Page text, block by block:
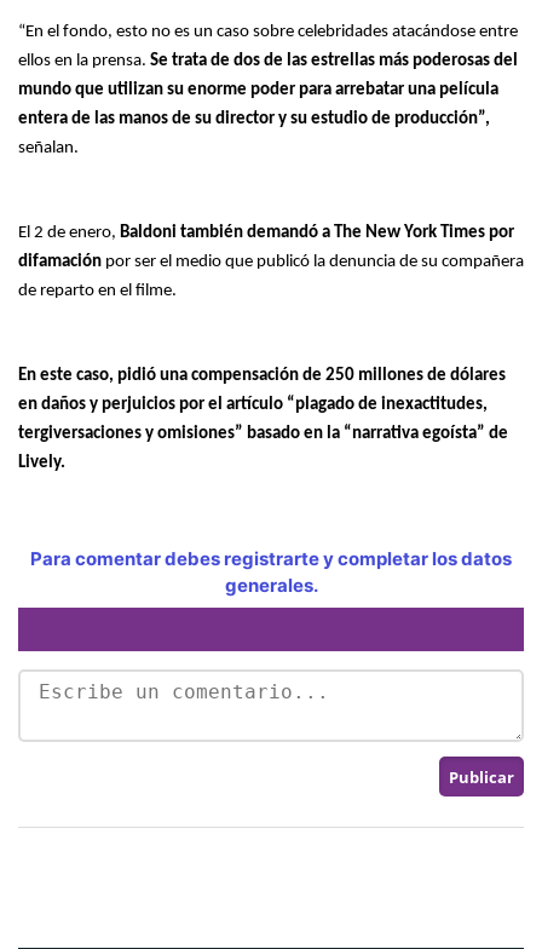
“En el fondo, esto no es un caso sobre celebridades atacándose entre
ellos en la prensa. Se trata de dos de las estrellas más poderosas del
mundo que utilizan su enorme poder para arrebatar una película
entera de las manos de su director y su estudio de producción”,
señalan.
El 2 de enero, Baldoni también demandó a The New York Times por
difamación por ser el medio que publicó la denuncia de su compañera
de reparto en el filme.
En este caso, pidió una compensación de 250 millones de dólares
en daños y perjuicios por el artículo “plagado de inexactitudes,
tergiversaciones y omisiones” basado en la “narrativa egoísta” de
Lively.
Para comentar debes registrarte y completar los datos
generales.